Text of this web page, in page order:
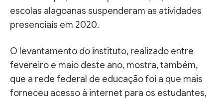
escolas alagoanas suspenderam as atividades
presenciais em 2020.
O levantamento do instituto, realizado entre
fevereiro e maio deste ano, mostra, também,
que a rede federal de educação foi a que mais
forneceu acesso à internet para os estudantes,